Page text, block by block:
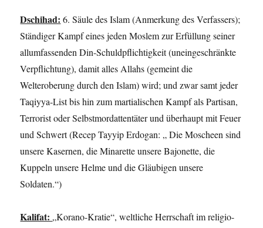
Dschihad: 6. Säule des Islam (Anmerkung des Verfassers);
Ständiger Kampf eines jeden Moslem zur Erfüllung seiner
allumfassenden Din-Schuldpflichtigkeit (uneingeschränkte
Verpflichtung), damit alles Allahs (gemeint die
Welteroberung durch den Islam) wird; und zwar samt jeder
Taqiyya-List bis hin zum martialischen Kampf als Partisan,
Terrorist oder Selbstmordattentäter und überhaupt mit Feuer
und Schwert (Recep Tayyip Erdogan: „ Die Moscheen sind
unsere Kasernen, die Minarette unsere Bajonette, die
Kuppeln unsere Helme und die Gläubigen unsere
Soldaten.“)
Kalifat:„Korano-Kratie“, weltliche Herrschaft im religio-